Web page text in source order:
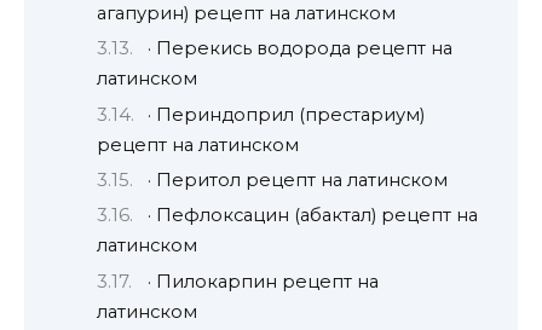
агапурин) рецепт на латинском
· Перекись водорода рецепт на
латинском
· Периндоприл (престариум)
рецепт на латинском
· Перитол рецепт на латинском
· Пефлоксацин (абактал) рецепт на
латинском
· Пилокарпин рецепт на
латинском